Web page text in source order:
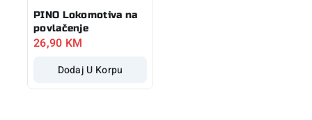
PINO Lokomotiva na
povlačenje
26,90 KM
Dodaj U Korpu